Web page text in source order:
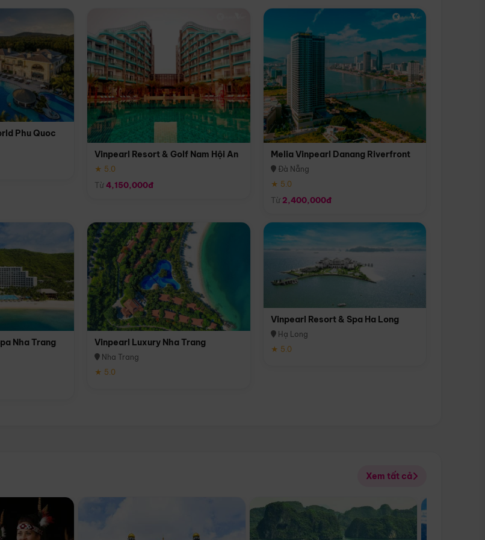
Phu Quoc
Vinpearl Resort & Golf Nam Hội An
★ 5.0
Từ4,150,000đ
Melia Vinpearl Danang Riverfront
Đà Nẵng
★ 5.0
Từ 2,400,000đ
Nha Trang
Vinpearl Luxury Nha Trang
Nha Trang
★ 5.0
Vinpearl Resort & Spa Ha Long
Hạ Long
★ 5.0
Xem tất cả